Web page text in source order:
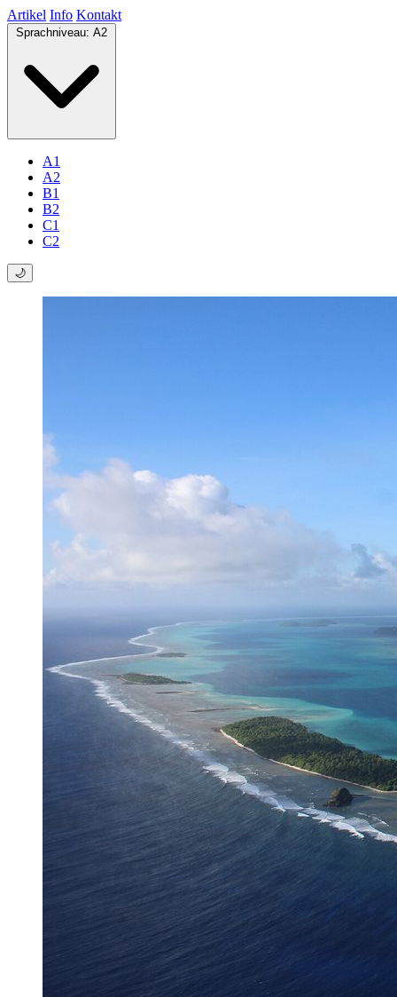
Artikel Info Kontakt
Sprachniveau: A2
A1
A2
B1
B2
C1
C2
🌙